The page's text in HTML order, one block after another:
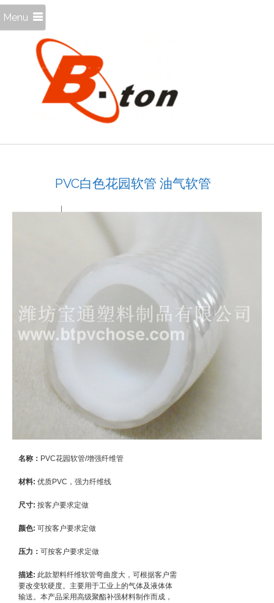
Menu
PVC白色花园软管 油气软管
名称： PVC花园软管/增强纤维管
材料: 优质PVC，强力纤维线
尺寸: 按客户要求定做
颜色: 可按客户要求定做
压力： 可按客户要求定做
描述: 此款塑料纤维软管弯曲度大，可根据客户需
要改变软硬度。主要用于工业上的气体及液体体
输送。本产品采用高级聚酯补强材料制作而成，